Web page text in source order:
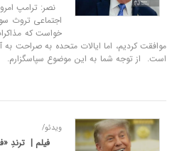
نصر: ترامپ
اجتماعی تروث
خواست که
موافقت کردیم، اما ایالات متحده به صراحت به
است. از توجه شما به این موضوع سپاسگزارم.
ویدئو/
فیلم | ترندِ